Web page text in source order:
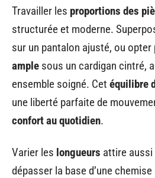
Travailler les proportions des
structurée et moderne.
sur un pantalon ajusté, ou opter
ample sous un cardigan cintré,
ensemble soigné. Cet équilibre
une liberté parfaite de
confort au quotidien.
Varier les longueurs attire aussi
dépasser la base d’une